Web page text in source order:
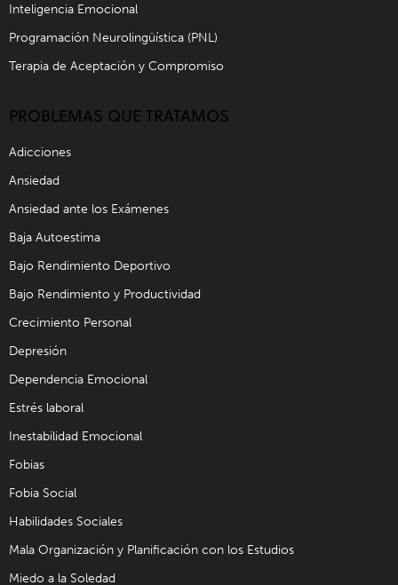
Inteligencia Emocional
Programación Neurolingüística (PNL)
Terapia de Aceptación y Compromiso
PROBLEMAS QUE TRATAMOS
Adicciones
Ansiedad
Ansiedad ante los Exámenes
Baja Autoestima
Bajo Rendimiento Deportivo
Bajo Rendimiento y Productividad
Crecimiento Personal
Depresión
Dependencia Emocional
Estrés laboral
Inestabilidad Emocional
Fobias
Fobia Social
Habilidades Sociales
Mala Organización y Planificación con los Estudios
Miedo a la Soledad